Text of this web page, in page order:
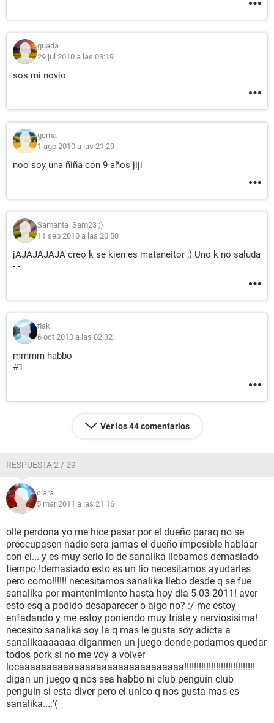
guada
29 jul 2010 a las 03:19
sos mi novio
gema
1 ago 2010 a las 21:29
noo soy una ñiña con 9 años jiji
Samanta_Sam23 ;)
11 sep 2010 a las 20:50
jAJAJAJAJA creo k se kien es mataneitor ;) Uno k no saluda
-.-
flak
6 oct 2010 a las 02:32
mmmm habbo
#1
Ver los 44 comentarios
RESPUESTA 2 / 29
clara
5 mar 2011 a las 21:16
olle perdona yo me hice pasar por el dueño paraq no se
preocupasen nadie sera jamas el dueño imposible hablaar
con el... y es muy serio lo de sanalika llebamos demasiado
tiempo !demasiado esto es un lio necesitamos ayudarles
pero como!!!!!! necesitamos sanalika llebo desde q se fue
sanalika por mantenimiento hasta hoy dia 5-03-2011! aver
esto esq a podido desaparecer o algo no? :/ me estoy
enfadando y me estoy poniendo muy triste y nerviosisima!
necesito sanalika soy la q mas le gusta soy adicta a
sanalikaaaaaaa diganmen un juego donde podamos quedar
todos pork si no me voy a volver
locaaaaaaaaaaaaaaaaaaaaaaaaaaaaaa!!!!!!!!!!!!!!!!!!!!!!!!!!!!!
digan un juego q nos sea habbo ni club penguin club
penguin si esta diver pero el unico q nos gusta mas es
sanalika...:'(